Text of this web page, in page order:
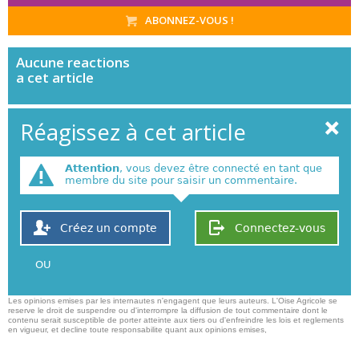
ABONNEZ-VOUS !
Aucune reactions
a cet article
Réagissez à cet article
Attention, vous devez être connecté en tant que
membre du site pour saisir un commentaire.
Connectez-vous
Créez un compte
OU
Les opinions emises par les internautes n'engagent que leurs auteurs. L'Oise Agricole se
reserve le droit de suspendre ou d'interrompre la diffusion de tout commentaire dont le
contenu serait susceptible de porter atteinte aux tiers ou d'enfreindre les lois et reglements
en vigueur, et decline toute responsabilite quant aux opinions emises,